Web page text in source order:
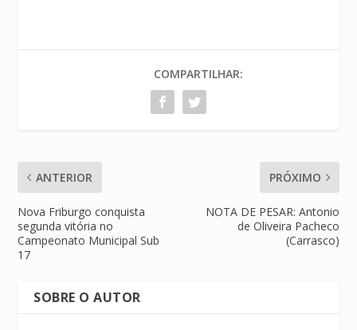
COMPARTILHAR:
ANTERIOR
Nova Friburgo conquista
segunda vitória no
Campeonato Municipal Sub
17
PRÓXIMO
NOTA DE PESAR: Antonio
de Oliveira Pacheco
(Carrasco)
SOBRE O AUTOR